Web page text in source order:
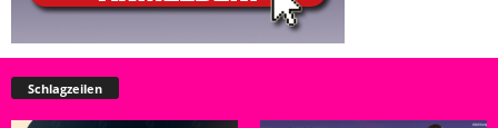
Schlagzeilen